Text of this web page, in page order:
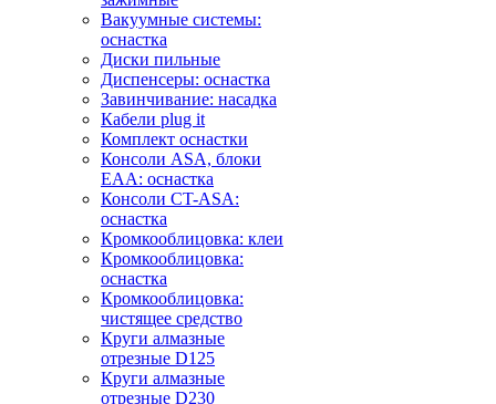
Вакуумные системы:
оснастка
Диски пильные
Диспенсеры: оснастка
Завинчивание: насадка
Кабели plug it
Комплект оснастки
Консоли ASA, блоки
EAA: оснастка
Консоли CT-ASA:
оснастка
Кромкооблицовка: клеи
Кромкооблицовка:
оснастка
Кромкооблицовка:
чистящее средство
Круги алмазные
отрезные D125
Круги алмазные
отрезные D230